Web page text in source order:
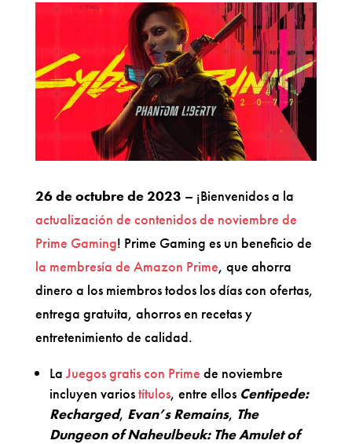
26 de octubre de 2023 – ¡Bienvenidos a la
actualización de contenidos de noviembre de
Prime Gaming! Prime Gaming es un beneficio de
la membresía de Amazon Prime, que ahorra
dinero a los miembros todos los días con ofertas,
entrega gratuita, ahorros en recetas y
entretenimiento de calidad.
La Juegos gratis con Prime de noviembre
incluyen variostítulos, entre ellosCentipede:
Recharged, Evan’s Remains, The
Dungeon of Naheulbeuk: The Amulet of